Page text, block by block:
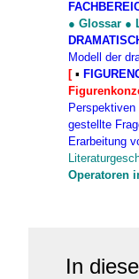
● Glossar ●
Modell der
[ ▪
gestellte
Erarbeitung
Operatoren
In